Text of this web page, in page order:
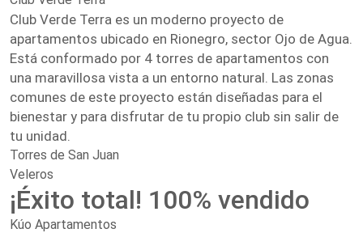
Club Verde Terra es un moderno proyecto de
apartamentos ubicado en Rionegro, sector Ojo de Agua.
Está conformado por 4 torres de apartamentos con
una maravillosa vista a un entorno natural. Las zonas
comunes de este proyecto están diseñadas para el
bienestar y para disfrutar de tu propio club sin salir de
tu unidad.
Torres de San Juan
Veleros
¡Éxito total! 100% vendido
Kúo Apartamentos